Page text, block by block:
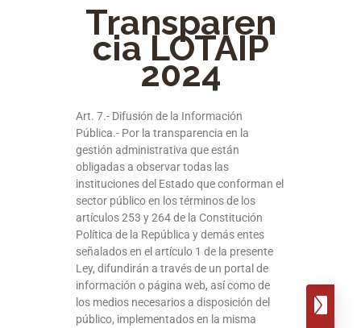
Transparen
cia LOTAIP
2024
Art. 7.- Difusión de la Información
Pública.- Por la transparencia en la
gestión administrativa que están
obligadas a observar todas las
instituciones del Estado que conforman el
sector público en los términos de los
artículos 253 y 264 de la Constitución
Política de la República y demás entes
señalados en el artículo 1 de la presente
Ley, difundirán a través de un portal de
información o página web, así como de
los medios necesarios a disposición del
público, implementados en la misma